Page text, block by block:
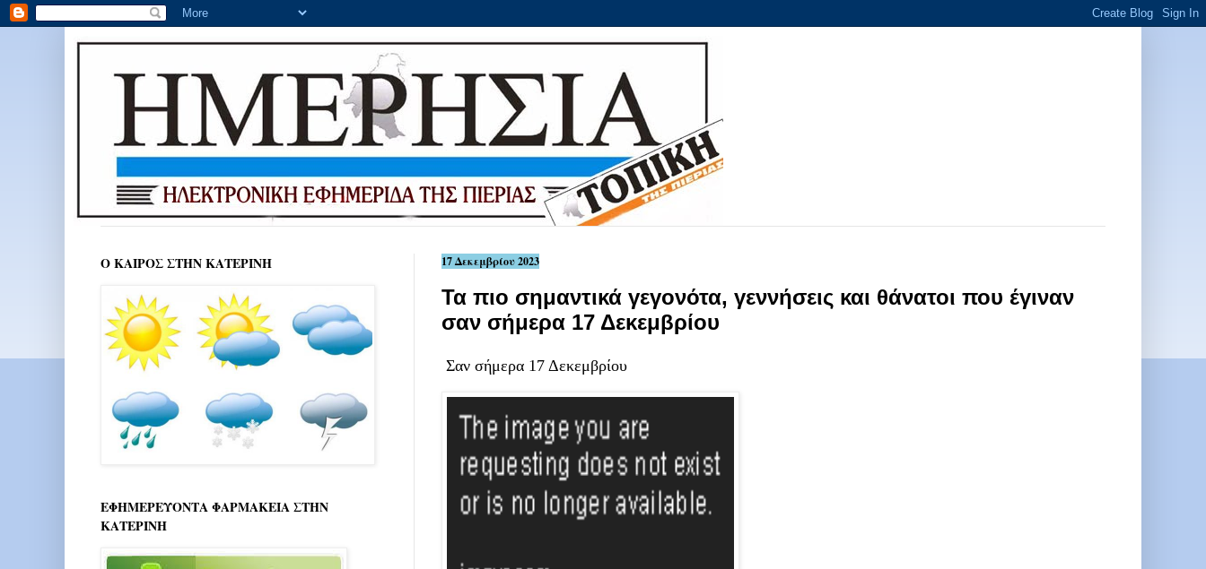
17 Δεκεμβρίου 2023
Τα πιο σημαντικά γεγονότα, γεννήσεις και θάνατοι που έγιναν
σαν σήμερα 17 Δεκεμβρίου
Σαν σήμερα 17 Δεκεμβρίου
Ο ΚΑΙΡΟΣ ΣΤΗΝ ΚΑΤΕΡΙΝΗ
ΕΦΗΜΕΡΕΥΟΝΤΑ ΦΑΡΜΑΚΕΙΑ ΣΤΗΝ
ΚΑΤΕΡΙΝΗ